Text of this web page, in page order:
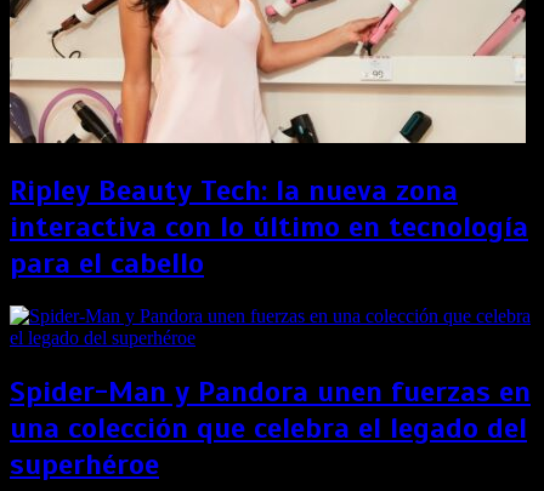
Ripley Beauty Tech: la nueva zona
interactiva con lo último en tecnología
para el cabello
Spider-Man y Pandora unen fuerzas en
una colección que celebra el legado del
superhéroe